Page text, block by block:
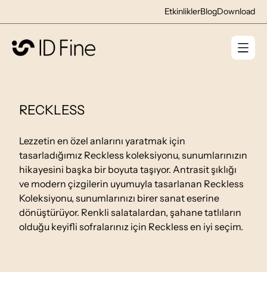
EtkinliklerBlogDownload
RECKLESS
Lezzetin en özel anlarını yaratmak için
tasarladığımız Reckless koleksiyonu, sunumlarınızın
hikayesini başka bir boyuta taşıyor. Antrasit şıklığı
ve modern çizgilerin uyumuyla tasarlanan Reckless
Koleksiyonu, sunumlarınızı birer sanat eserine
dönüştürüyor. Renkli salatalardan, şahane tatlıların
olduğu keyifli sofralarınız için Reckless en iyi seçim.